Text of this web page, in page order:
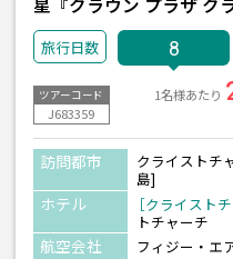
星『インターコンチネ
き)』宿泊 8日間 ＜フィ
8
ツアーコード
J683359
1名様あたり
訪問都市
クライストチ
島]
ホテル ［クライスト
トチャーチ
航空会社 フィジー・エ